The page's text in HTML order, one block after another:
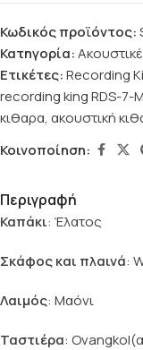
Κωδικός προϊόντος:
Κατηγορία:
Ετικέτες:Recording
recording king RDS-7-
κιθαρα, ακουστική
Κοινοποίηση:
Περιγραφή
Καπάκι: Έλατος
Σκάφος και πλαινά:
Λαιμός: Μαόνι
Ταστιέρα: